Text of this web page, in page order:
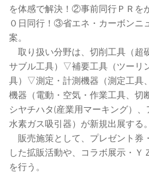
を体感で解決！②事前同行ＰＲを
０日同行！③省エネ・カーボンニ
案。
取り扱い分野は、切削工具（超
サブル工具）▽補要工具（ツーリ
具）▽測定・計測機器（測定工具
機器（電動・空気・作業工具、切
シヤチハタ(産業用マーキング）
水素ガス吸引器）が新規出展する。
販売施策として、プレゼント券
した拡販活動や、コラボ展示・Ｙ
を行う。